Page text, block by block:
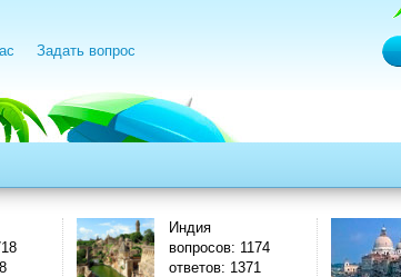
Задать вопрос
Индия
вопросов: 1174
ответов: 1371